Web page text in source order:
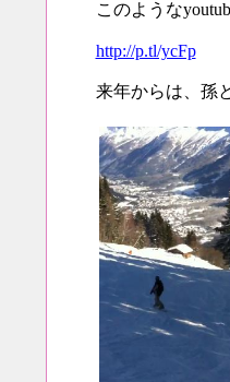
このような
http://p.tl/ycFp
来年からは、孫